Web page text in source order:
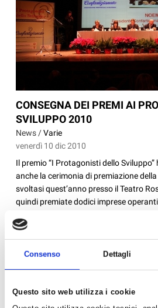
Consenso Dettagli
Questo sito web utilizza i cookie
CONSEGNA DEI PREMI AI
SVILUPPO 2010
News /Varie
venerdì 10 dic 2010
Il premio “I Protagonisti dello
anche la cerimonia di premiazione
svoltasi quest’anno presso il Teatro
quindi premiate dodici imprese